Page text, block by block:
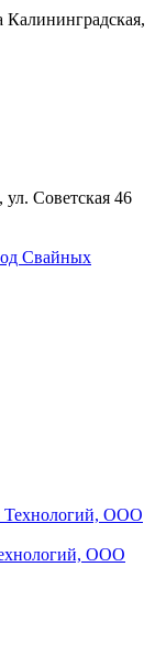
Советская 46
Свайных
ООО